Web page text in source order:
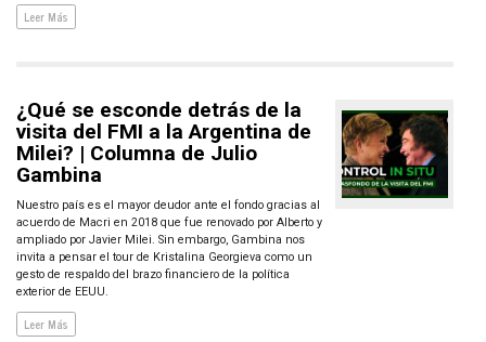
Leer Más
¿Qué se esconde detrás de la
visita del FMI a la Argentina de
Milei? | Columna de Julio
Gambina
Nuestro país es el mayor deudor ante el fondo gracias al
acuerdo de Macri en 2018 que fue renovado por Alberto y
ampliado por Javier Milei. Sin embargo, Gambina nos
invita a pensar el tour de Kristalina Georgieva como un
gesto de respaldo del brazo financiero de la política
exterior de EEUU.
Leer Más